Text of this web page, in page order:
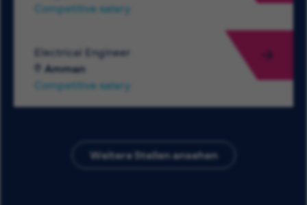
Competitive salary
Electrical Engineer
Amman
Competitive salary
Weitere Stellen ansehen